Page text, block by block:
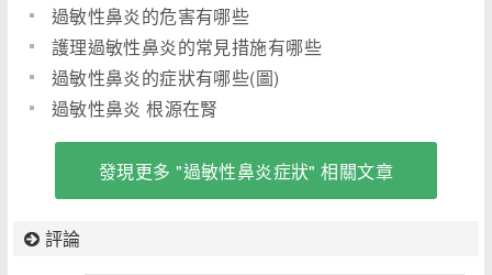
過敏性鼻炎的危害有哪些
護理過敏性鼻炎的常見措施有哪些
過敏性鼻炎的症狀有哪些(圖)
過敏性鼻炎 根源在腎
發現更多 "過敏性鼻炎症狀" 相關文章
評論